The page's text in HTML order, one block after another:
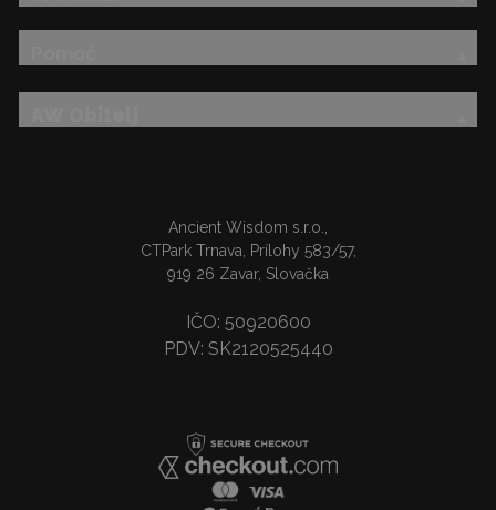
Ancient Wisdom s.r.o.,
CTPark Trnava, Prílohy 583/57,
919 26 Zavar, Slovačka
IČO: 50920600
PDV: SK2120525440